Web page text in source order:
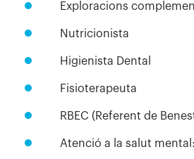
Exploracions
Nutricionista
Higienista Dental
Fisioterapeuta
RBEC (Referent de
Atenció a la salut mental: